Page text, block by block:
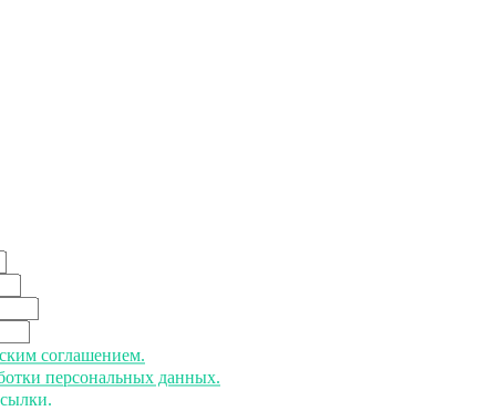
соглашением.
персональных данных.